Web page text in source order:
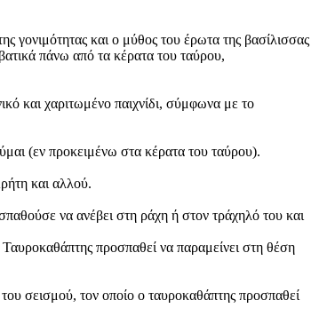
γονιμότητας και ο μύθος του έρωτα της βασίλισσας
πάνω από τα κέρατα του ταύρου,
και χαριτωμένο παιχνίδι, σύμφωνα με το
(εν προκειμένω στα κέρατα του ταύρου).
και αλλού.
να ανέβει στη ράχη ή στον τράχηλό του και
προσπαθεί να παραμείνει στη θέση
σεισμού, τον οποίο ο ταυροκαθάπτης προσπαθεί